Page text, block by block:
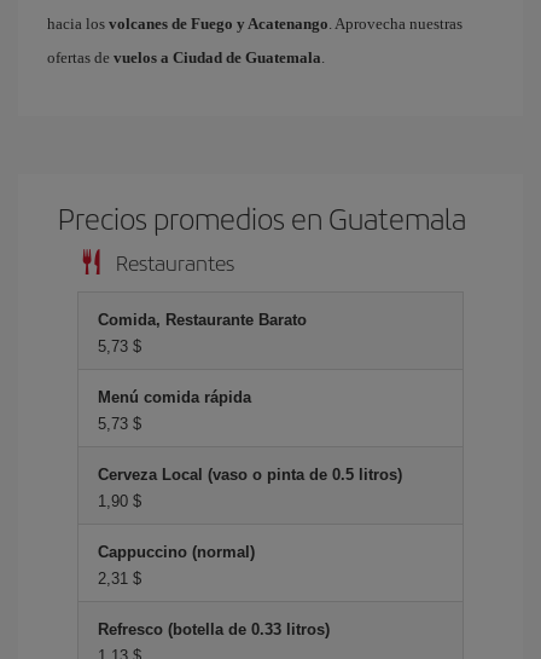
hacia los volcanes de Fuego y Acatenango. Aprovecha nuestras
ofertas de vuelos a Ciudad de Guatemala.
Precios promedios en Guatemala
Restaurantes
Comida, Restaurante Barato
5,73 $
Menú comida rápida
5,73 $
Cerveza Local (vaso o pinta de 0.5 litros)
1,90 $
Cappuccino (normal)
2,31 $
Refresco (botella de 0.33 litros)